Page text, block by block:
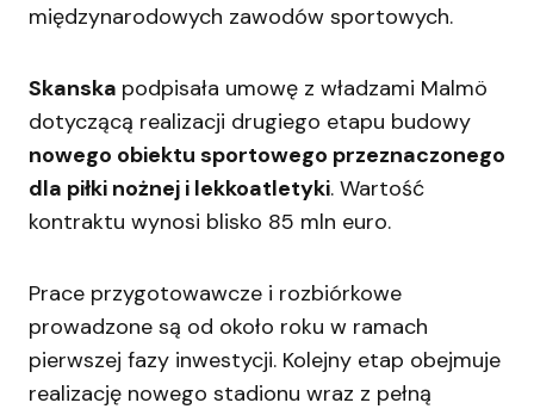
międzynarodowych zawodów sportowych.
Skanska podpisała umowę z władzami Malmö
dotyczącą realizacji drugiego etapu budowy
nowego obiektu sportowego przeznaczonego
dla piłki nożnej i lekkoatletyki. Wartość
kontraktu wynosi blisko 85 mln euro.
Prace przygotowawcze i rozbiórkowe
prowadzone są od około roku w ramach
pierwszej fazy inwestycji. Kolejny etap obejmuje
realizację nowego stadionu wraz z pełną